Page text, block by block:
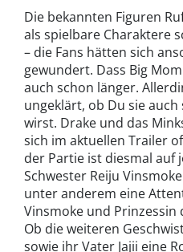
Die bekannten Figuren
als spielbare Charaktere
– die Fans hätten sich
gewundert. Dass Big
auch schon länger.
ungeklärt, ob Du sie
wirst. Drake und das
sich im aktuellen Trailer
der Partie ist diesmal auf
Schwester Reiju
unter anderem eine
Vinsmoke und Prinzessin
Ob die weiteren
sowie ihr Vater Jajii eine